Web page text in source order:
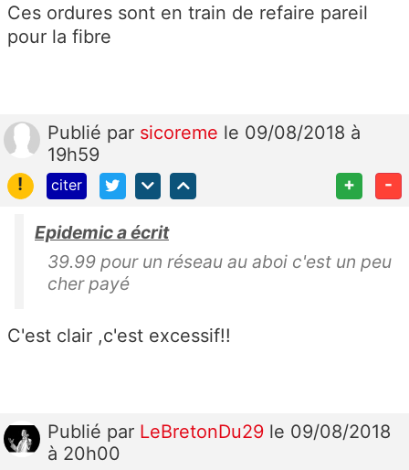
Ces ordures sont en train de refaire pareil
pour la fibre
Publié par sicoreme le 09/08/2018 à
19h59
!
citer + -
Epidemic a écrit
39.99 pour un réseau au aboi c'est un peu
cher payé
C'est clair ,c'est excessif!!
Publié par LeBretonDu29 le 09/08/2018
à 20h00